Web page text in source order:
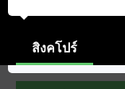
สิงคโปร์